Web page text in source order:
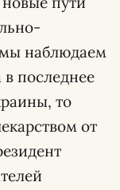
наблюдаем
последнее
то
от